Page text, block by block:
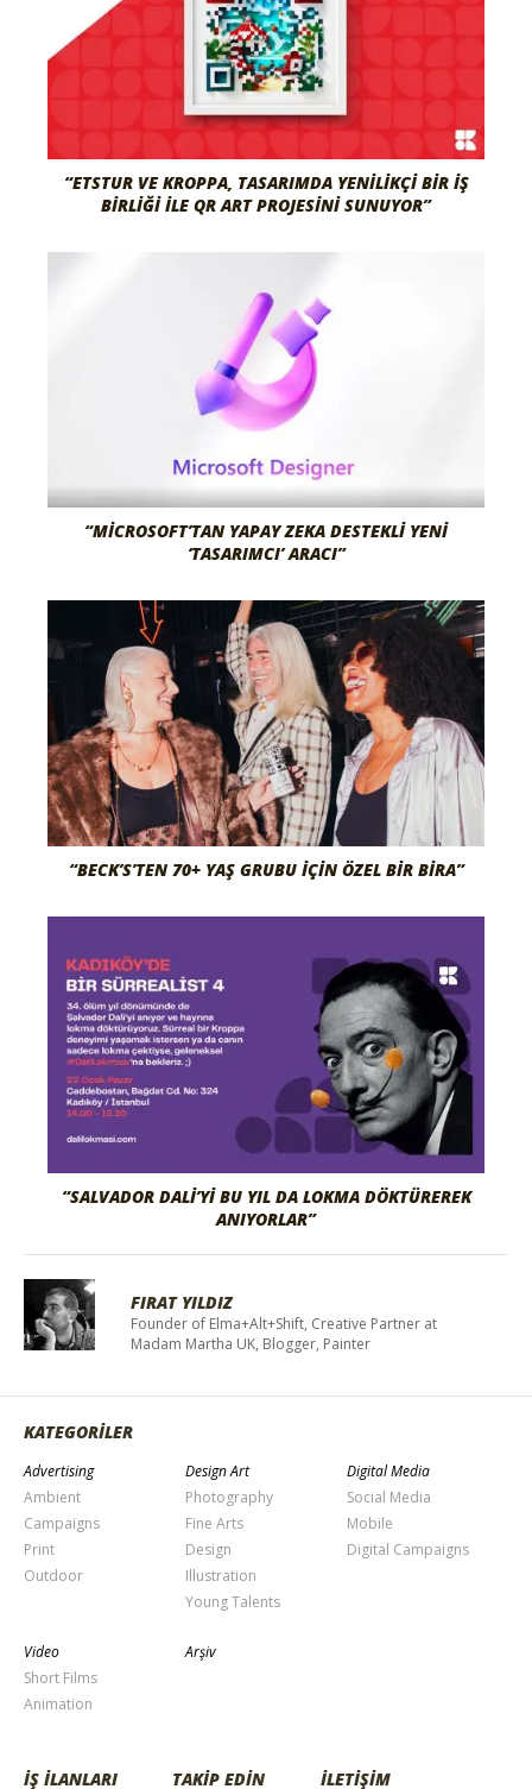
“ETSTUR VE KROPPA, TASARIMDA YENILIKÇI BIR İŞ
BIRLIĞI ILE QR ART PROJESINI SUNUYOR”
“MICROSOFT’TAN YAPAY ZEKA DESTEKLI YENI
‘TASARIMCI’ ARACI”
“BECK’S’TEN 70+ YAŞ GRUBU İÇIN ÖZEL BIR BIRA”
“SALVADOR DALI’YI BU YIL DA LOKMA DÖKTÜREREK
ANIYORLAR”
FIRAT YILDIZ
Founder of Elma+Alt+Shift, Creative Partner at
Madam Martha UK, Blogger, Painter
KATEGORİLER
Advertising
Ambient
Campaigns
Print
Outdoor
Design Art
Photography
Fine Arts
Design
Illustration
Young Talents
Digital Media
Social Media
Mobile
Digital Campaigns
Video
Short Films
Animation
Arşiv
İŞ İLANLARI TAKİP EDİN İLETİŞİM